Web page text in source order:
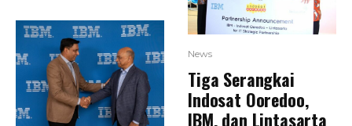
News
Tiga Serangkai
Indosat Ooredoo,
IBM, dan Lintasarta